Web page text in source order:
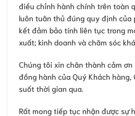
điều chỉnh hành chính trên toàn
luôn tuân thủ đúng quy định của
kết đảm bảo tính liên tục trong
xuất; kinh doanh và chăm sóc
Chúng tôi xin chân thành cảm
đồng hành của Quý Khách
suốt thời gian qua.
Rất mong tiếp tục nhận được sự